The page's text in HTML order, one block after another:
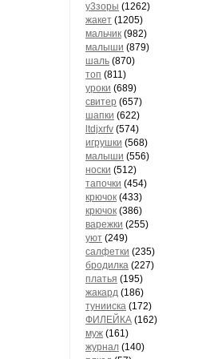
у3зоры (1262)
жакет (1205)
мальчик (982)
малыши (879)
шаль (870)
топ (811)
уроки (689)
свитер (657)
шапки (622)
ltdjxrfv (574)
игрушки (568)
малыши (556)
носки (512)
тапочки (454)
крючок (433)
крючок (386)
варежки (255)
уют (249)
салфетки (235)
бродилка (227)
платья (195)
жакард (186)
тунииска (172)
ФИЛЕЙКА (162)
муж (161)
журнал (140)